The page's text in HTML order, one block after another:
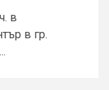
в
в гр.